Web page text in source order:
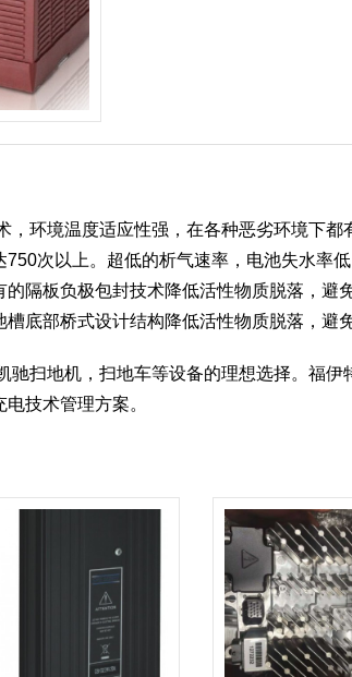
，环境温度适应性强，在各种恶劣环境下
次以上。超低的析气速率，电池失水率
隔板负极包封技术降低活性物质脱落，避
底部桥式设计结构降低活性物质脱落，避
驰扫地机，扫地车等设备的理想选择。福
技术管理方案。